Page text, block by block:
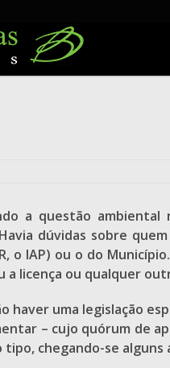
a questão
dúvidas sobre
o IAP) ou o do
a licença ou qualquer
haver uma legislação
– cujo quórum de
chegando-se